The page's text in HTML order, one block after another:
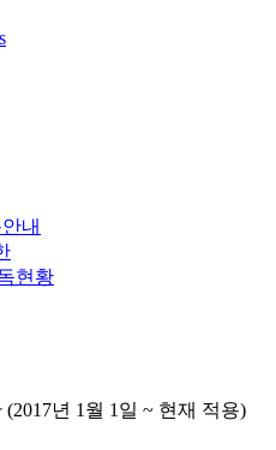
내
현황
년 1월 1일 ~ 현재 적용)